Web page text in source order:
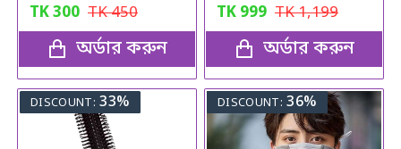
TK300 TK450
অর্ডার করুন
TK 999 TK1,199
অর্ডার করুন
DISCOUNT: 33% DISCOUNT: 36%